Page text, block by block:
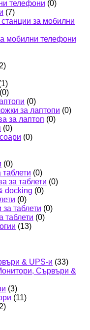
телефони (0)
(7)
за мобилни
мобилни телефони
(0)
(0)
за лаптопи (0)
за лаптоп (0)
(0)
(0)
(0)
(0)
за таблети (0)
docking (0)
(0)
таблети (0)
таблети (0)
(13)
& UPS-и (33)
Сървъри &
(3)
(11)